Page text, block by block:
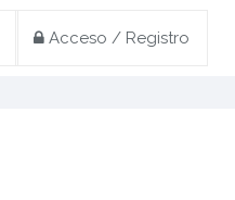
Acceso / Registro